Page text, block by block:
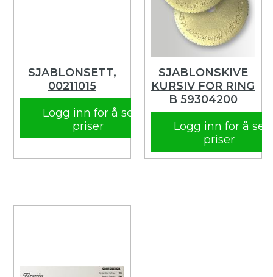
SJABLONSETT,
00211015
Logg inn for å se
priser
SJABLONSKIVE
KURSIV FOR RING
B 59304200
Logg inn for å se
priser